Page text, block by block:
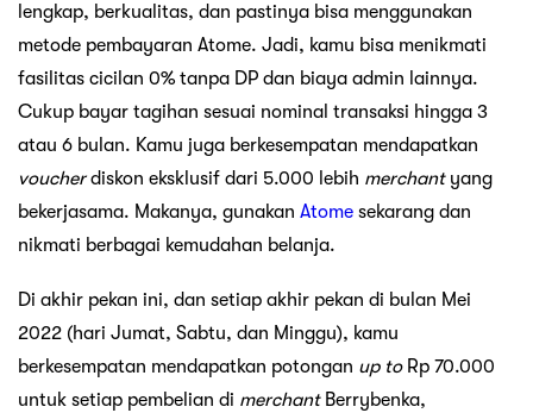
lengkap, berkualitas, dan pastinya bisa menggunakan
metode pembayaran Atome. Jadi, kamu bisa menikmati
fasilitas cicilan 0% tanpa DP dan biaya admin lainnya.
Cukup bayar tagihan sesuai nominal transaksi hingga 3
atau 6 bulan. Kamu juga berkesempatan mendapatkan
voucherdiskon eksklusif dari 5.000 lebih merchant yang
bekerjasama. Makanya, gunakan Atome sekarang dan
nikmati berbagai kemudahan belanja.
Di akhir pekan ini, dan setiap akhir pekan di bulan Mei
2022 (hari Jumat, Sabtu, dan Minggu), kamu
berkesempatan mendapatkan potongan up toRp 70.000
untuk setiap pembelian di merchantBerrybenka,